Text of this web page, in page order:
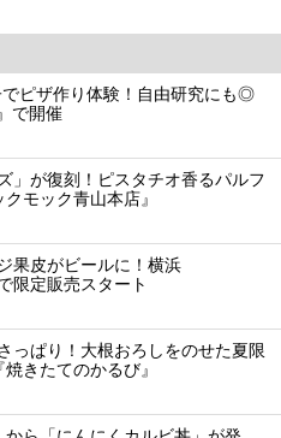
ピザ作り体験！自由研究にも◎
で開催
」が復刻！ピスタチオ香るパルフ
モック青山本店』
果皮がビールに！横浜
限定販売スタート
っぱり！大根おろしをのせた夏限
きたてのかるび』